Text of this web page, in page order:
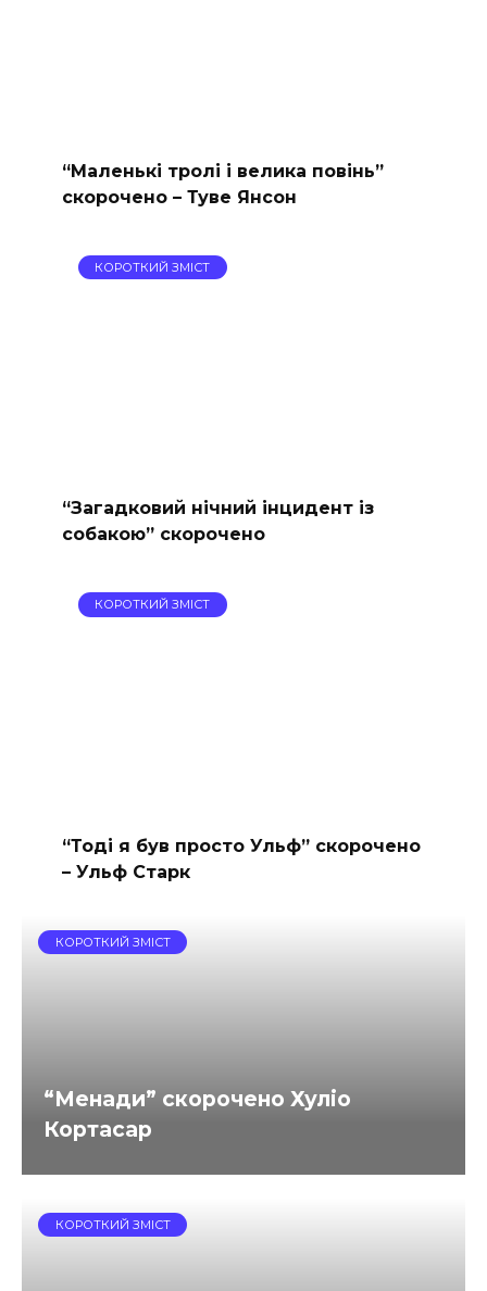
“Маленькі тролі і велика повінь”
скорочено – Туве Янсон
КОРОТКИЙ ЗМІСТ
“Загадковий нічний інцидент із
собакою” скорочено
КОРОТКИЙ ЗМІСТ
“Тоді я був просто Ульф” скорочено
– Ульф Старк
КОРОТКИЙ ЗМІСТ
“Менади” скорочено Хуліо
Кортасар
КОРОТКИЙ ЗМІСТ